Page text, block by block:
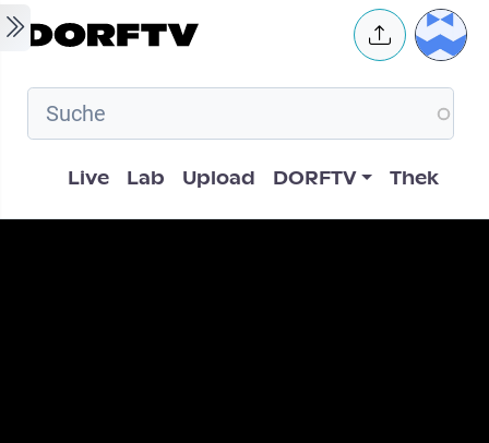
Skip to main content User
Hauptnavigation
Live Lab Upload DORFTV Thek